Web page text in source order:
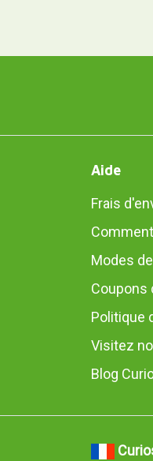
Aide
Frais
Modes
Coupons
Politique
Visitez
Blog